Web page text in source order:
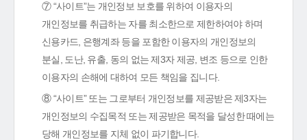
⑦ “사이트”는 개인정보 보호를 위하여 이용자의
개인정보를 취급하는 자를 최소한으로 제한하여야 하며
신용카드, 은행계좌 등을 포함한 이용자의 개인정보의
분실, 도난, 유출, 동의 없는 제3자 제공, 변조 등으로 인한
이용자의 손해에 대하여 모든 책임을 집니다.
⑧ “사이트” 또는 그로부터 개인정보를 제공받은 제3자는
개인정보의 수집목적 또는 제공받은 목적을 달성한 때에는
당해 개인정보를 지체 없이 파기합니다.